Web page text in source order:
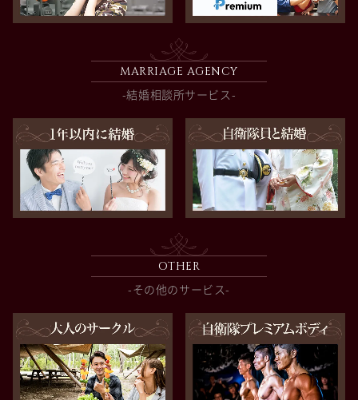
MARRIAGE AGENCY
-結婚相談所サービス-
OTHER
-その他のサービス-